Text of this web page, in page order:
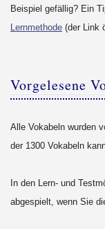
Beispiel gefällig? Ein
Lernmethode(der Link
Vorgelesene
Alle Vokabeln wurden
der 1300 Vokabeln
In den Lern- und
abgespielt, wenn Sie